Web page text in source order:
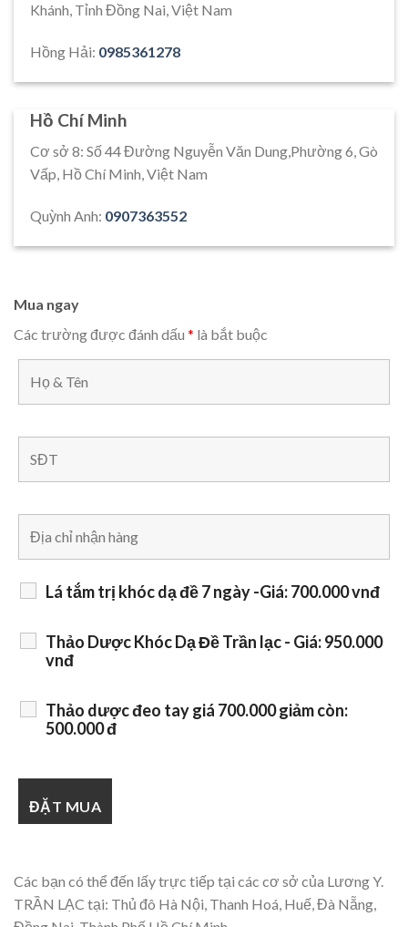
Khánh, Tỉnh Đồng Nai, Việt Nam
Hồng Hải: 0985361278
Hồ Chí Minh
Cơ sở 8: Số 44 Đường Nguyễn Văn Dung,Phường 6, Gò
Vấp, Hồ Chí Minh, Việt Nam
Quỳnh Anh: 0907363552
Mua ngay
Các trường được đánh dấu * là bắt buộc
Lá tắm trị khóc dạ đề 7 ngày -Giá: 700.000 vnđ
Thảo Dược Khóc Dạ Đề Trần lạc - Giá: 950.000
vnđ
Thảo dược đeo tay giá 700.000 giảm còn:
500.000 đ
Các bạn có thể đến lấy trực tiếp tại các cơ sở của Lương Y.
TRẦN LẠC tại: Thủ đô Hà Nội, Thanh Hoá, Huế, Đà Nẵng,